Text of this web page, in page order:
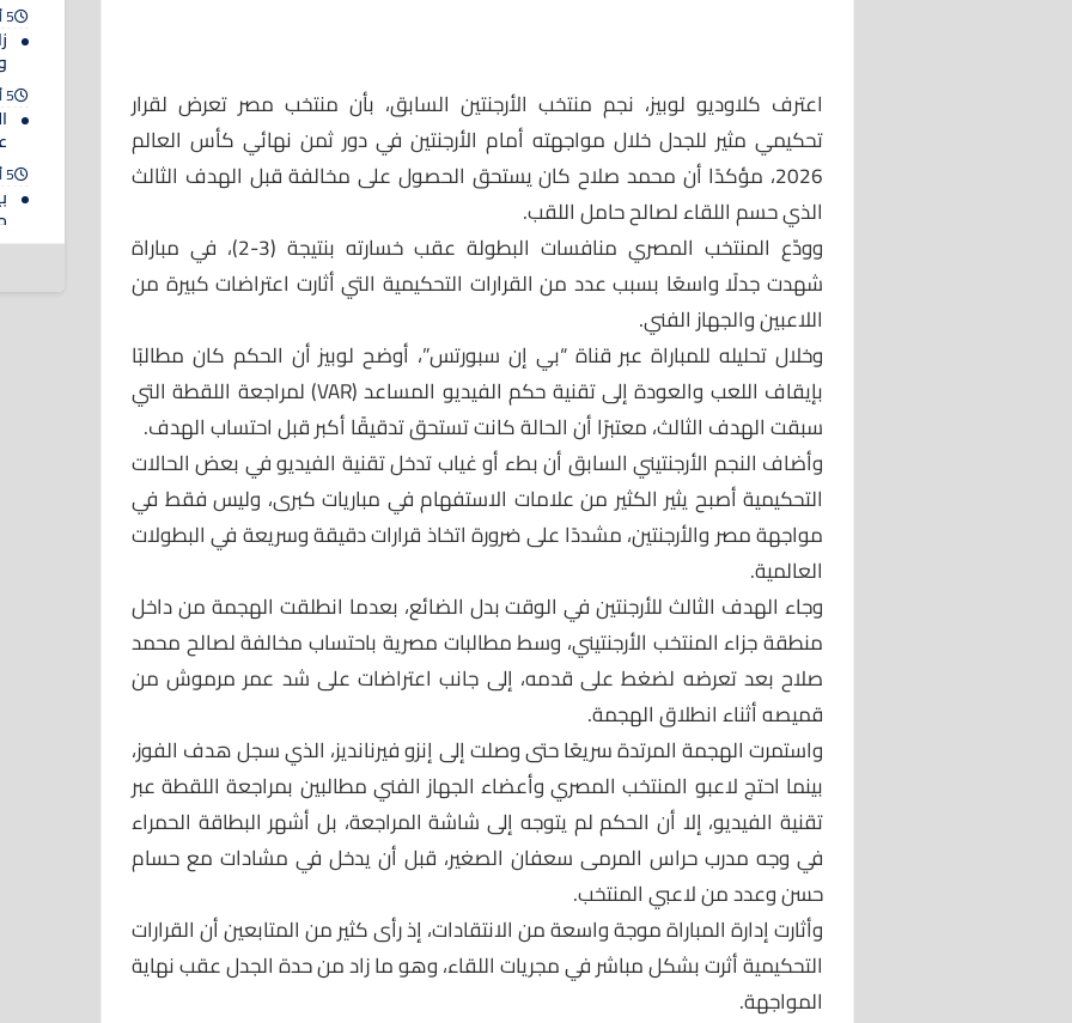
اعترف كلاوديو لوبيز، نجم منتخب الأرجنتين السابق، بأن منتخب مصر تعرض لقرار
تحكيمي مثير للجدل خلال مواجهته أمام الأرجنتين في دور ثمن نهائي كأس العالم
2026، مؤكدًا أن محمد صلاح كان يستحق الحصول على مخالفة قبل الهدف الثالث
الذي حسم اللقاء لصالح حامل اللقب.
وودّع المنتخب المصري منافسات البطولة عقب خسارته بنتيجة (3-2)، في مباراة
شهدت جدلًا واسعًا بسبب عدد من القرارات التحكيمية التي أثارت اعتراضات كبيرة من
اللاعبين والجهاز الفني.
وخلال تحليله للمباراة عبر قناة “بي إن سبورتس”، أوضح لوبيز أن الحكم كان مطالبًا
بإيقاف اللعب والعودة إلى تقنية حكم الفيديو المساعد (VAR) لمراجعة اللقطة التي
سبقت الهدف الثالث، معتبرًا أن الحالة كانت تستحق تدقيقًا أكبر قبل احتساب الهدف.
وأضاف النجم الأرجنتيني السابق أن بطء أو غياب تدخل تقنية الفيديو في بعض الحالات
التحكيمية أصبح يثير الكثير من علامات الاستفهام في مباريات كبرى، وليس فقط في
مواجهة مصر والأرجنتين، مشددًا على ضرورة اتخاذ قرارات دقيقة وسريعة في البطولات
العالمية.
وجاء الهدف الثالث للأرجنتين في الوقت بدل الضائع، بعدما انطلقت الهجمة من داخل
منطقة جزاء المنتخب الأرجنتيني، وسط مطالبات مصرية باحتساب مخالفة لصالح محمد
صلاح بعد تعرضه لضغط على قدمه، إلى جانب اعتراضات على شد عمر مرموش من
قميصه أثناء انطلاق الهجمة.
واستمرت الهجمة المرتدة سريعًا حتى وصلت إلى إنزو فيرنانديز، الذي سجل هدف الفوز،
بينما احتج لاعبو المنتخب المصري وأعضاء الجهاز الفني مطالبين بمراجعة اللقطة عبر
تقنية الفيديو، إلا أن الحكم لم يتوجه إلى شاشة المراجعة، بل أشهر البطاقة الحمراء
في وجه مدرب حراس المرمى سعفان الصغير، قبل أن يدخل في مشادات مع حسام
حسن وعدد من لاعبي المنتخب.
وأثارت إدارة المباراة موجة واسعة من الانتقادات، إذ رأى كثير من المتابعين أن القرارات
التحكيمية أثرت بشكل مباشر في مجريات اللقاء، وهو ما زاد من حدة الجدل عقب نهاية
المواجهة.
5 أغسطس 2026
5 أغسطس 2026
5 أغسطس 2026